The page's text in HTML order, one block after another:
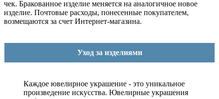
чек. Бракованное изделие меняется на аналогичное новое
изделие. Почтовые расходы, понесенные покупателем,
возмещаются за счет Интернет-магазина.
Уход за изделиями
Каждое ювелирное украшение - это уникальное
произведение искусства. Ювелирные украшения